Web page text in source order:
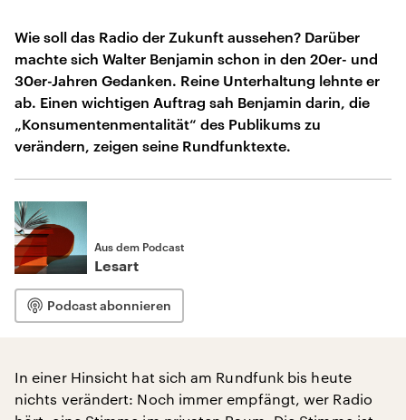
Wie soll das Radio der Zukunft aussehen? Darüber
machte sich Walter Benjamin schon in den 20er- und
30er-Jahren Gedanken. Reine Unterhaltung lehnte er
ab. Einen wichtigen Auftrag sah Benjamin darin, die
„Konsumentenmentalität“ des Publikums zu
verändern, zeigen seine Rundfunktexte.
Aus dem Podcast
Lesart
Podcast abonnieren
In einer Hinsicht hat sich am Rundfunk bis heute
nichts verändert: Noch immer empfängt, wer Radio